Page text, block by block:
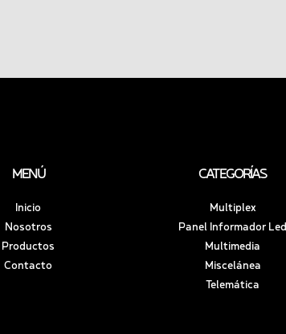
MENÚ
Inicio
Nosotros
Productos
Contacto
CATEGORÍAS
Multiplex
Panel Informador Led
Multimedia
Miscelánea
Telemática